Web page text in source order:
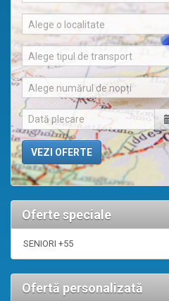
Alege o localitate
Alege tipul de transport
Alege numărul de nopți
Oferte speciale
SENIORI +55
Ofertă personalizată